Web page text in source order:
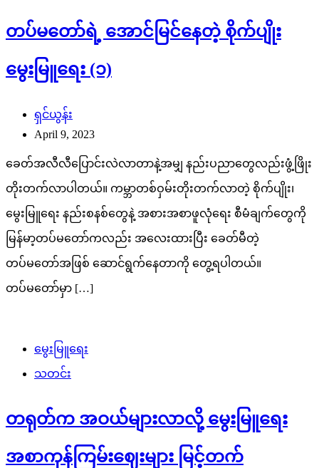
တပ်မတော်ရဲ့ အောင်မြင်နေတဲ့ စိုက်ပျိုး
မွေးမြူရေး (၁)
ရှင်ယွန်း
April 9, 2023
ခေတ်အလီလီပြောင်းလဲလာတာနဲ့အမျှ နည်းပညာတွေလည်းဖွံ့ဖြိုး
တိုးတက်လာပါတယ်။ ကမ္ဘာတစ်ဝှမ်းတိုးတက်လာတဲ့ စိုက်ပျိုး၊
မွေးမြူရေး နည်းစနစ်တွေနဲ့ အစားအစာဖူလုံရေး စီမံချက်တွေကို
မြန်မာ့တပ်မတော်ကလည်း အလေးထားပြီး ခေတ်မီတဲ့
တပ်မတော်အဖြစ် ဆောင်ရွက်နေတာကို တွေ့ရပါတယ်။
တပ်မတော်မှာ […]
မွေးမြူရေး
သတင်း
တရုတ်က အဝယ်များလာလို့ မွေးမြူရေး
အစာကုန်ကြမ်းဈေးများ မြင့်တက်